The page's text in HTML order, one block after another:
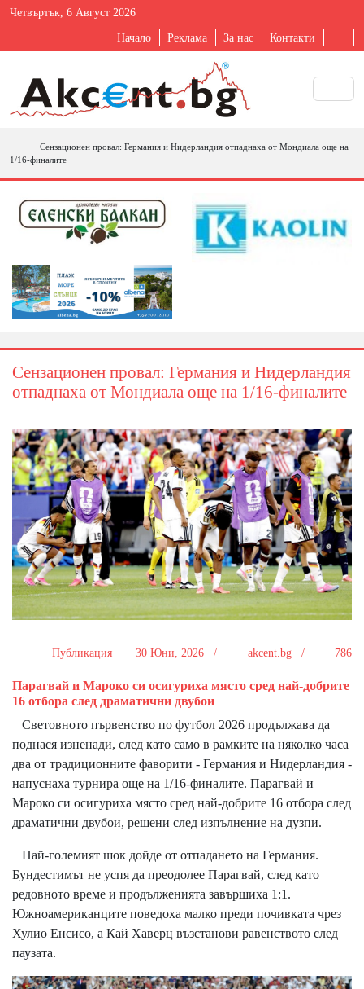
Четвъртък, 6 Август 2026
Начало Реклама За нас Контакти
Сензационен провал: Германия и Нидерландия отпаднаха от Мондиала още на
1/16-финалите
Сензационен провал: Германия и Нидерландия
отпаднаха от Мондиала още на 1/16-финалите
Публикация 30 Юни, 2026 / akcent.bg / 786
Парагвай и Мароко си осигуриха място сред най-добрите
16 отбора след драматични двубои
Световното първенство по футбол 2026 продължава да
поднася изненади, след като само в рамките на няколко часа
два от традиционните фаворити - Германия и Нидерландия -
напуснаха турнира още на 1/16-финалите. Парагвай и
Мароко си осигуриха място сред най-добрите 16 отбора след
драматични двубои, решени след изпълнение на дузпи.
Най-големият шок дойде от отпадането на Германия.
Бундестимът не успя да преодолее Парагвай, след като
редовното време и продълженията завършиха 1:1.
Южноамериканците поведоха малко преди почивката чрез
Хулио Енсисо, а Кай Хаверц възстанови равенството след
паузата.